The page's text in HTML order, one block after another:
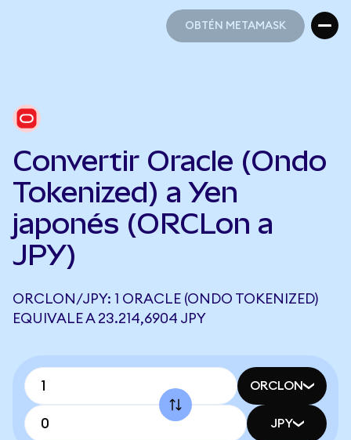
OBTÉN METAMASK
Convertir Oracle (Ondo
Tokenized) a Yen
japonés (ORCLon a
JPY)
ORCLON/JPY: 1 ORACLE (ONDO TOKENIZED)
EQUIVALE A 23.214,6904 JPY
ORCLON
JPY